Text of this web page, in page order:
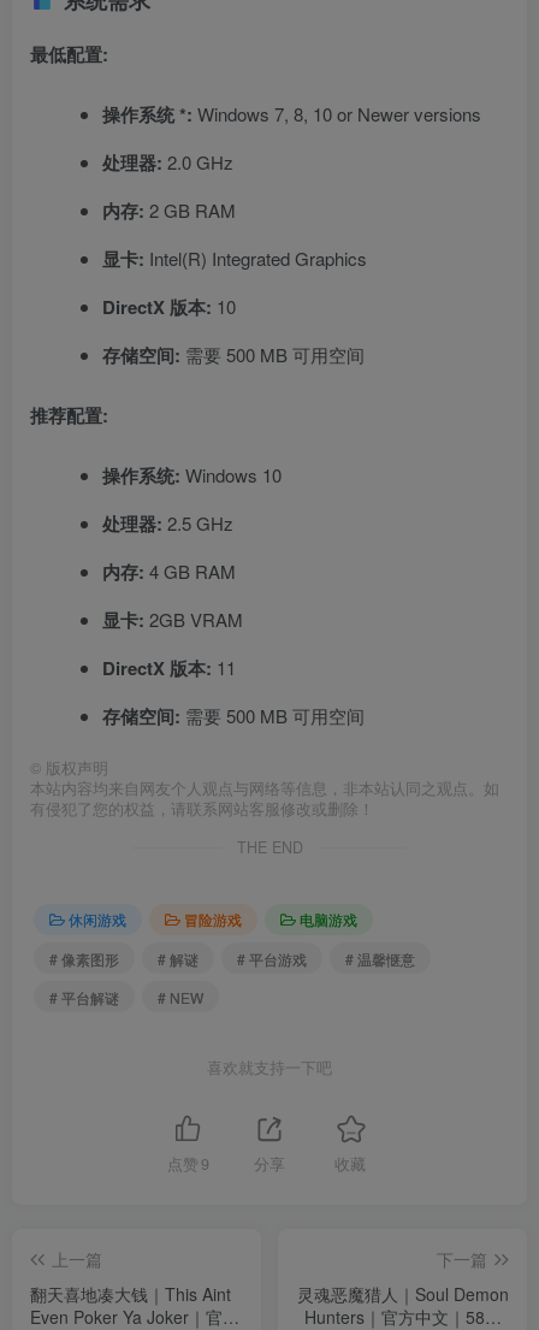
最低配置:
操作系统 *: Windows 7, 8, 10 or Newer versions
处理器: 2.0 GHz
内存: 2 GB RAM
显卡: Intel(R) Integrated Graphics
DirectX 版本: 10
存储空间: 需要 500 MB 可用空间
推荐配置:
操作系统: Windows 10
处理器: 2.5 GHz
内存: 4 GB RAM
显卡: 2GB VRAM
DirectX 版本: 11
存储空间: 需要 500 MB 可用空间
© 版权声明
本站内容均来自网友个人观点与网络等信息，非本站认同之观点。如
有侵犯了您的权益，请联系网站客服修改或删除！
THE END
休闲游戏 冒险游戏
电脑游戏
# 像素图形
# 解谜 # 平台游戏
# 温馨惬意
# 平台解谜
# NEW
喜欢就支持一下吧
点赞 9 分享 收藏
上一篇
翻天喜地凑大钱｜This Aint
Even Poker Ya Joker｜官方
下一篇
灵魂恶魔猎人｜Soul Demon
Hunters｜官方中文｜588M